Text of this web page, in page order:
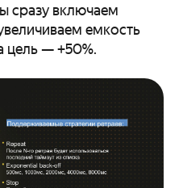
сразу включаем
емкость
цель — +50%.